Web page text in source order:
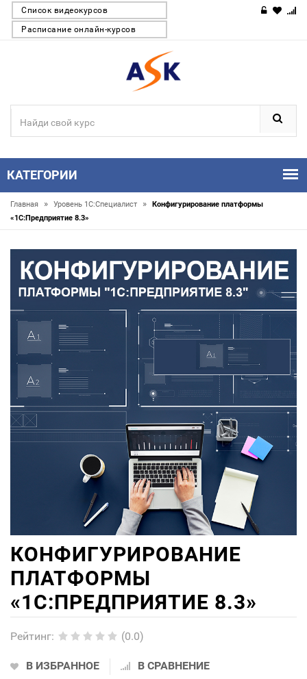
Список видеокурсов
Расписание онлайн-курсов
КАТЕГОРИИ
Главная » Уровень 1С:Специалист »
Конфигурирование платформы
«1С:Предприятие 8.3»
КОНФИГУРИРОВАНИЕ
ПЛАТФОРМЫ
«1С:ПРЕДПРИЯТИЕ 8.3»
Рейтинг: (0.0)
В ИЗБРАННОЕ В СРАВНЕНИЕ